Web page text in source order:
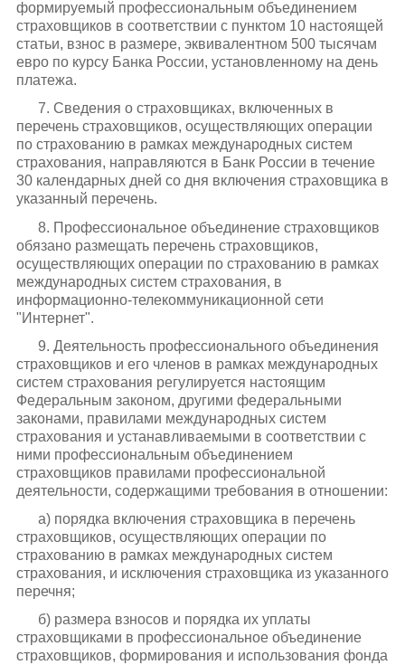
формируемый профессиональным объединением
страховщиков в соответствии с пунктом 10 настоящей
статьи, взнос в размере, эквивалентном 500 тысячам
евро по курсу Банка России, установленному на день
платежа.
7. Сведения о страховщиках, включенных в
перечень страховщиков, осуществляющих операции
по страхованию в рамках международных систем
страхования, направляются в Банк России в течение
30 календарных дней со дня включения страховщика в
указанный перечень.
8. Профессиональное объединение страховщиков
обязано размещать перечень страховщиков,
осуществляющих операции по страхованию в рамках
международных систем страхования, в
информационно-телекоммуникационной сети
"Интернет".
9. Деятельность профессионального объединения
страховщиков и его членов в рамках международных
систем страхования регулируется настоящим
Федеральным законом, другими федеральными
законами, правилами международных систем
страхования и устанавливаемыми в соответствии с
ними профессиональным объединением
страховщиков правилами профессиональной
деятельности, содержащими требования в отношении:
а) порядка включения страховщика в перечень
страховщиков, осуществляющих операции по
страхованию в рамках международных систем
страхования, и исключения страховщика из указанного
перечня;
б) размера взносов и порядка их уплаты
страховщиками в профессиональное объединение
страховщиков, формирования и использования фонда